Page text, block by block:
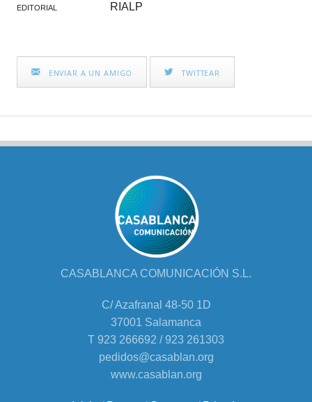
EDITORIAL RIALP
ENVIAR A UN AMIGO TWITTEAR
CASABLANCA COMUNICACIÓN S.L.
C/ Azafranal 48-50 1D
37001 Salamanca
T 923 266692 / 923 261303
pedidos@casablan.org
www.casablan.org